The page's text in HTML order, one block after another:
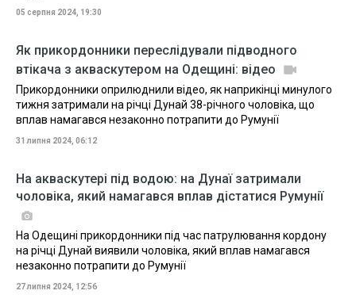
05 серпня 2024, 19:30
Як прикордонники переслідували підводного
втікача з акваскутером на Одещині: відео
Прикордонники оприлюднили відео, як наприкінці минулого
тижня затримали на річці Дунай 38-річного чоловіка, що
вплав намагався незаконно потрапити до Румунії
31 липня 2024, 06:12
На акваскутері під водою: на Дунаї затримали
чоловіка, який намагався вплав дістатися Румунії
На Одещині прикордонники під час патрулювання кордону
на річці Дунай виявили чоловіка, який вплав намагався
незаконно потрапити до Румунії
27 липня 2024, 12:56